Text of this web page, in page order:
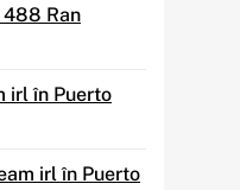
488 Ran
irl în Puerto
irl în Puerto